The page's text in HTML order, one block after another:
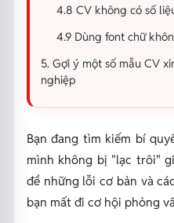
4.8 CV không có số
4.9 Dùng font chữ
5. Gợi ý một số mẫu CV
nghiệp
Bạn đang tìm kiếm bí
mình không bị "lạc trôi"
để những lỗi cơ bản và
bạn mất đi cơ hội phỏng